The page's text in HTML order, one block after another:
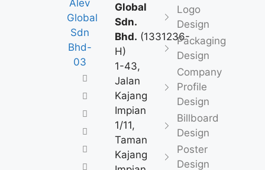
Global
Sdn.
Bhd. (1331236-
H)
1-43,
Jalan
Kajang
Impian
1/11,
Taman
Kajang
Logo
Design
Packaging
Design
Company
Profile
Design
Billboard
Design
Poster
Design